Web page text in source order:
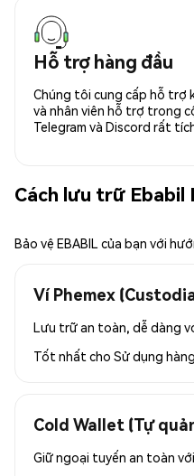
Hỗ trợ hàng đầu
Chúng tôi cung cấp hỗ trợ
và nhân viên hỗ trợ trong
Telegram và Discord rất
Cách lưu trữ Ebabil
Bảo vệ EBABIL của bạn với
Ví Phemex
Lưu trữ an toàn, dễ dàng
Tốt nhất cho Sử dụng
Cold Wallet (Tự
Giữ ngoại tuyến an toàn